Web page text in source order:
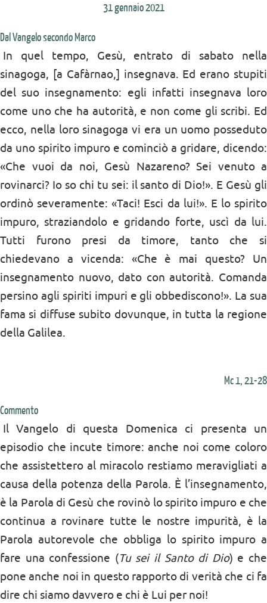
31 gennaio 2021
Dal Vangelo secondo Marco
In quel tempo, Gesù, entrato di sabato nella
sinagoga, [a Cafàrnao,] insegnava. Ed erano stupiti
del suo insegnamento: egli infatti insegnava loro
come uno che ha autorità, e non come gli scribi. Ed
ecco, nella loro sinagoga vi era un uomo posseduto
da uno spirito impuro e cominciò a gridare, dicendo:
«Che vuoi da noi, Gesù Nazareno? Sei venuto a
rovinarci? Io so chi tu sei: il santo di Dio!». E Gesù gli
ordinò severamente:«Taci! Esci da lui!». E lo spirito
impuro, straziandolo e gridando forte, uscì da lui.
Tutti furono presi da timore, tanto che si
chiedevano a vicenda: «Che è mai questo? Un
insegnamento nuovo, dato con autorità. Comanda
persino agli spiriti impuri e gli obbediscono!». La sua
fama si diffuse subito dovunque, in tutta la regione
della Galilea.
Mc 1, 21-28
Commento
Il Vangelo di questa Domenica ci presenta un
episodio che incute timore: anche noi come coloro
che assistettero al miracolo restiamo meravigliati a
causa della potenza della Parola. È l’insegnamento,
è la Parola di Gesù che rovinò lo spirito impuro e che
continua a rovinare tutte le nostre impurità, è la
Parola autorevole che obbliga lo spirito impuro a
fare una confessione (Tu sei il Santo di Dio) e che
pone anche noi in questo rapporto di verità che ci fa
dire chi siamo davvero e chi è Lui per noi!